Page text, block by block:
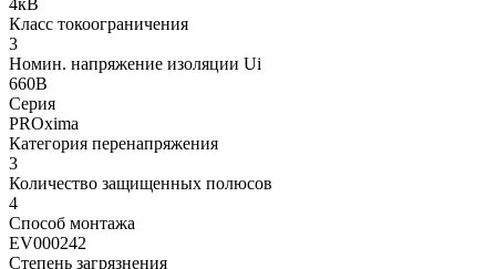
Класс токоограничения
3
Номин. напряжение изоляции Ui
660В
Серия
PROxima
Категория перенапряжения
3
Количество защищенных полюсов
4
Способ монтажа
EV000242
Степень загрязнения